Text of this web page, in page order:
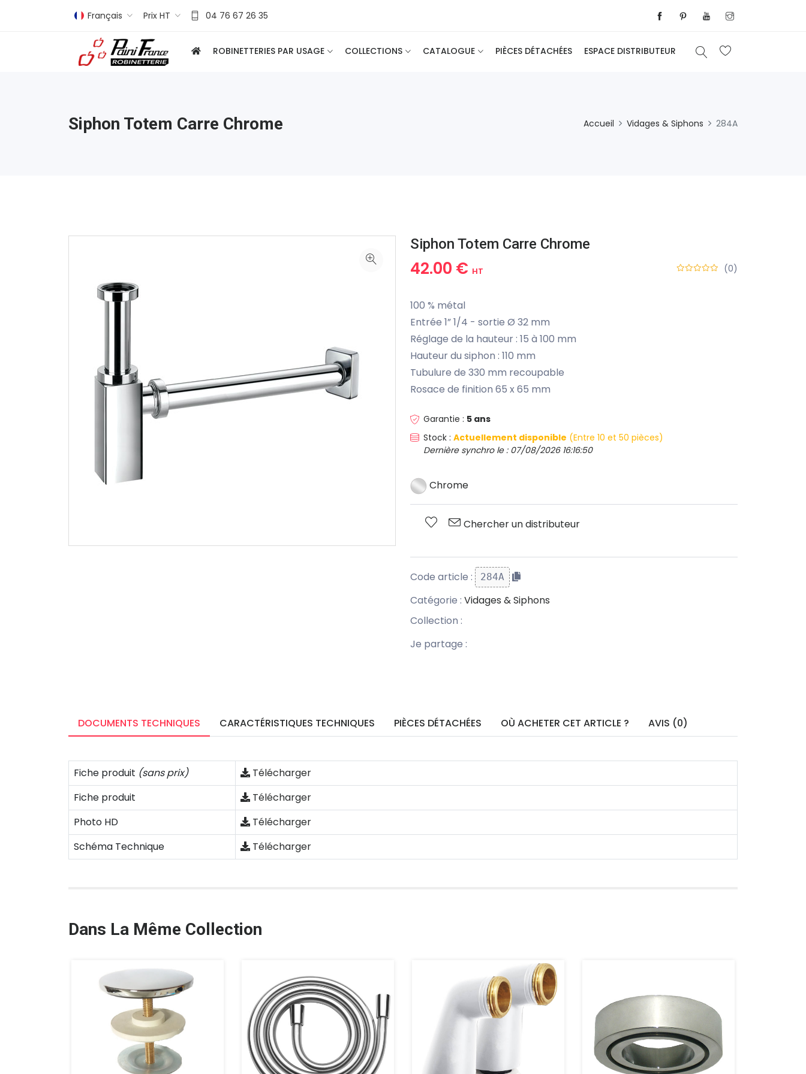
Français Prix HT 04 76 67 26 35
ROBINETTERIES PAR USAGE COLLECTIONS CATALOGUE PIÈCES DÉTACHÉES ESPACE DISTRIBUTEUR
Siphon Totem Carre Chrome Accueil Vidages & Siphons 284A
Siphon Totem Carre Chrome
42.00 € HT (0)
100 % métal
Entrée 1” 1/4 - sortie Ø 32 mm
Réglage de la hauteur : 15 à 100 mm
Hauteur du siphon : 110 mm
Tubulure de 330 mm recoupable
Rosace de finition 65 x 65 mm
Garantie : 5 ans
Stock : Actuellement disponible (Entre 10 et 50 pièces)
Dernière synchro le : 07/08/2026 16:16:50
Chrome
Chercher un distributeur
Code article : 284A
Catégorie : Vidages & Siphons
Collection :
Je partage :
DOCUMENTS TECHNIQUES CARACTÉRISTIQUES TECHNIQUES PIÈCES DÉTACHÉES OÙ ACHETER CET ARTICLE ? AVIS (0)
Fiche produit (sans prix)
Télécharger
Fiche produit
Télécharger
Photo HD
Télécharger
Schéma Technique
Télécharger
Dans La Même Collection